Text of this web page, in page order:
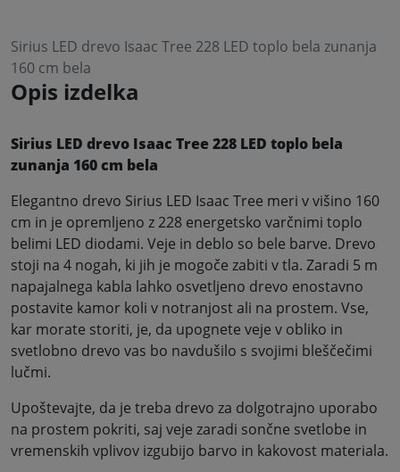
Sirius LED drevo Isaac Tree 228 LED toplo bela zunanja
160 cm bela
Opis izdelka
Sirius LED drevo Isaac Tree 228 LED toplo bela
zunanja 160 cm bela
Elegantno drevo Sirius LED Isaac Tree meri v višino 160
cm in je opremljeno z 228 energetsko varčnimi toplo
belimi LED diodami. Veje in deblo so bele barve. Drevo
stoji na 4 nogah, ki jih je mogoče zabiti v tla. Zaradi 5 m
napajalnega kabla lahko osvetljeno drevo enostavno
postavite kamor koli v notranjost ali na prostem. Vse,
kar morate storiti, je, da upognete veje v obliko in
svetlobno drevo vas bo navdušilo s svojimi bleščečimi
lučmi.
Upoštevajte, da je treba drevo za dolgotrajno uporabo
na prostem pokriti, saj veje zaradi sončne svetlobe in
vremenskih vplivov izgubijo barvo in kakovost materiala.